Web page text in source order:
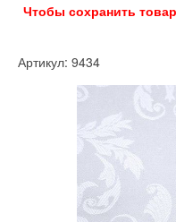
Чтобы сохранить
Артикул: 9434